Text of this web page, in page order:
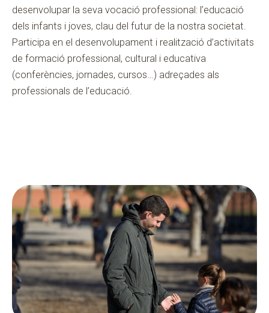
desenvolupar la seva vocació professional: l’educació
dels infants i joves, clau del futur de la nostra societat.
Participa en el desenvolupament i realització d’activitats
de formació professional, cultural i educativa
(conferències, jornades, cursos…) adreçades als
professionals de l’educació.